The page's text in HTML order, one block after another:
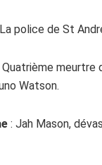
police de St
Quatrième meurtre
Watson.
: Jah Mason,